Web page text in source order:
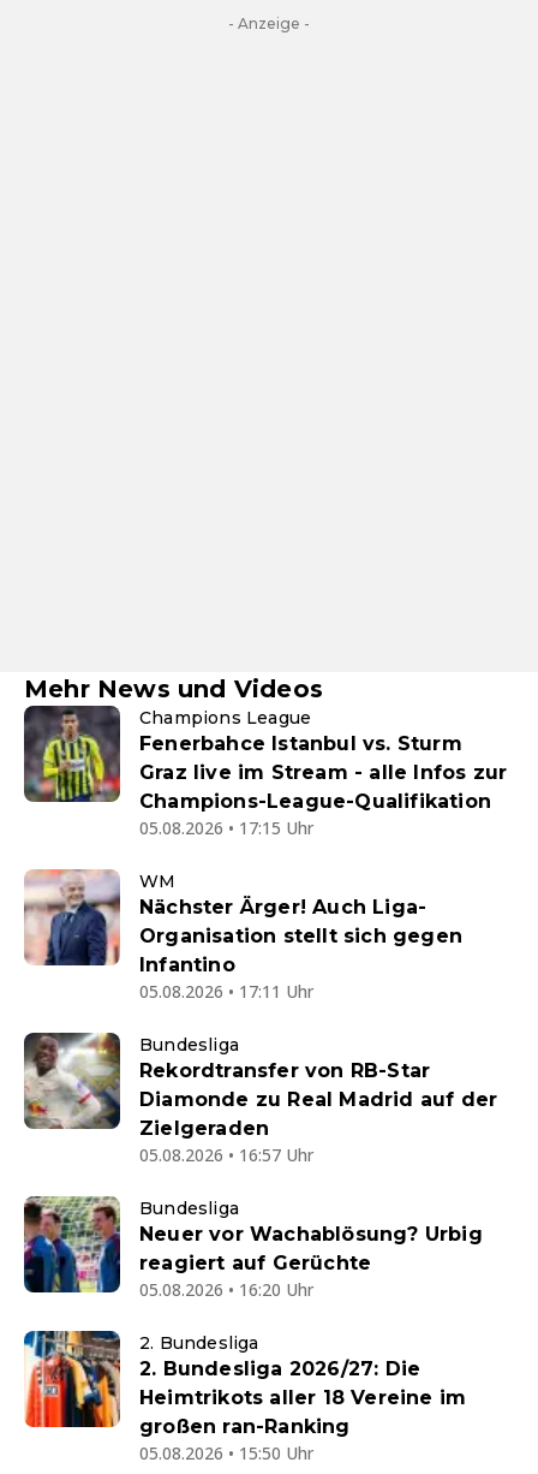
- Anzeige -
Mehr News und Videos
Champions League
Fenerbahce Istanbul vs. Sturm
Graz live im Stream - alle Infos zur
Champions-League-Qualifikation
05.08.2026 • 17:15 Uhr
WM
Nächster Ärger! Auch Liga-
Organisation stellt sich gegen
Infantino
05.08.2026 • 17:11 Uhr
Bundesliga
Rekordtransfer von RB-Star
Diamonde zu Real Madrid auf der
Zielgeraden
05.08.2026 • 16:57 Uhr
Bundesliga
Neuer vor Wachablösung? Urbig
reagiert auf Gerüchte
05.08.2026 • 16:20 Uhr
2. Bundesliga
2. Bundesliga 2026/27: Die
Heimtrikots aller 18 Vereine im
großen ran-Ranking
05.08.2026 • 15:50 Uhr